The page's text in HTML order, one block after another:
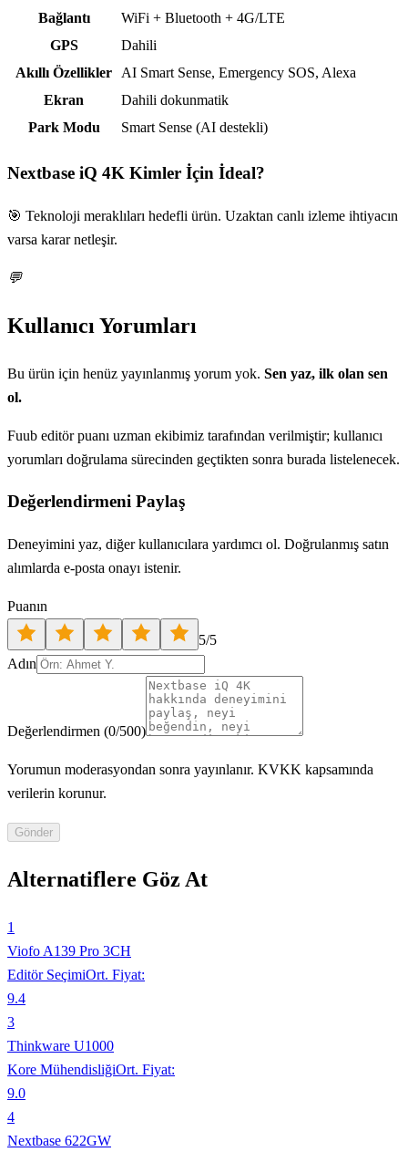
Bağlantı
WiFi + Bluetooth + 4G/LTE
GPS
Dahili
Akıllı Özellikler
AI Smart Sense, Emergency SOS, Alexa
Ekran
Dahili dokunmatik
Park Modu
Smart Sense (AI destekli)
Nextbase iQ 4K Kimler İçin İdeal?
🎯 Teknoloji meraklıları hedefli ürün. Uzaktan canlı izleme ihtiyacın
varsa karar netleşir.
💬
Kullanıcı Yorumları
Bu ürün için henüz yayınlanmış yorum yok. Sen yaz, ilk olan sen
ol.
Fuub editör puanı uzman ekibimiz tarafından verilmiştir; kullanıcı
yorumları doğrulama sürecinden geçtikten sonra burada listelenecek.
Değerlendirmeni Paylaş
Deneyimini yaz, diğer kullanıcılara yardımcı ol. Doğrulanmış satın
alımlarda e-posta onayı istenir.
Puanın
5/5
Adın
Değerlendirmen (0/500)
Yorumun moderasyondan sonra yayınlanır. KVKK kapsamında
verilerin korunur.
Gönder
Alternatiflere Göz At
1
Viofo A139 Pro 3CH
Editör SeçimiOrt. Fiyat:
9.4
3
Thinkware U1000
Kore MühendisliğiOrt. Fiyat:
9.0
4
Nextbase 622GW